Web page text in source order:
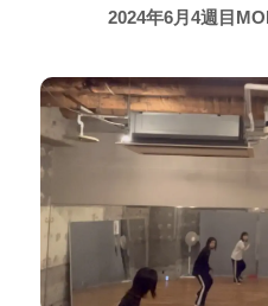
2024年6月4週目